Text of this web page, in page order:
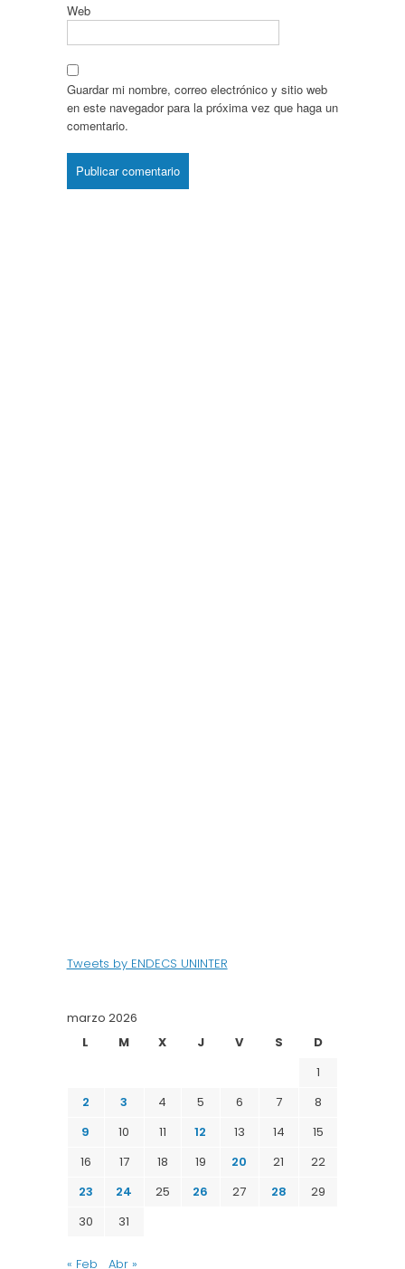
Web
Guardar mi nombre, correo electrónico y sitio web
en este navegador para la próxima vez que haga un
comentario.
Tweets by ENDECS UNINTER
marzo 2026
L
M X J V S
D
1
2
3 4 5 6 7
8
9
10 11 12 13 14
15
16
17 18 19 20 21
22
23
24 25 26 27 28
29
30
31
« Feb Abr »